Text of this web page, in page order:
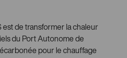
est de transformer la chaleur
du Port Autonome de
pour le chauffage